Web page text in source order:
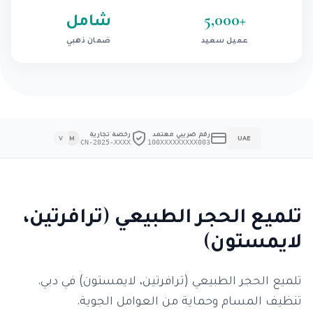
+
5,000
عميل سعيد
شامل
ضمان ذهبي
UAE رقم ضريبي معتمد
100XXXXXXXXX003
رخصة تجارية
CN-2025-XXXX
M
V
تلميع الحجر الطبيعي (ترافرتين،
لايمستون)
تلميع الحجر الطبيعي (ترافرتين، لايمستون) في دبي.
تنظيف المسام وحماية من العوامل الجوية.